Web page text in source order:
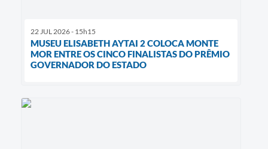
22 JUL 2026 - 15h15
MUSEU ELISABETH AYTAI 2 COLOCA MONTE
MOR ENTRE OS CINCO FINALISTAS DO PRÊMIO
GOVERNADOR DO ESTADO